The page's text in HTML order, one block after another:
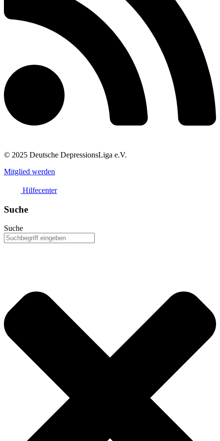
© 2025 Deutsche DepressionsLiga e.V.
Mitglied werden
Hilfecenter
Suche
Suche